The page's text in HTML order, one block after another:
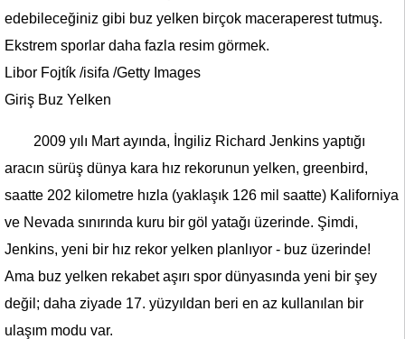
edebileceğiniz gibi buz yelken birçok maceraperest tutmuş.
Ekstrem sporlar daha fazla resim görmek.
Libor Fojtík /isifa /Getty Images
Giriş Buz Yelken
2009 yılı Mart ayında, İngiliz Richard Jenkins yaptığı
aracın sürüş dünya kara hız rekorunun yelken, greenbird,
saatte 202 kilometre hızla (yaklaşık 126 mil saatte) Kaliforniya
ve Nevada sınırında kuru bir göl yatağı üzerinde. Şimdi,
Jenkins, yeni bir hız rekor yelken planlıyor - buz üzerinde!
Ama buz yelken rekabet aşırı spor dünyasında yeni bir şey
değil; daha ziyade 17. yüzyıldan beri en az kullanılan bir
ulaşım modu var.